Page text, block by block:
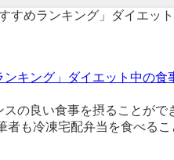
キング」ダイエット中の食
の良い食事を摂ることが
も冷凍宅配弁当を食べる